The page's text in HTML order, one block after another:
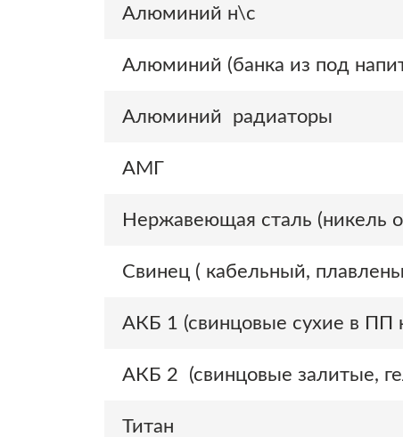
Алюминий н\с
Алюминий (банка из под
Алюминий радиаторы
АМГ
Нержавеющая сталь (никель
Свинец ( кабельный,
АКБ 1 (свинцовые сухие в ПП
АКБ 2 (свинцовые залитые,
Титан